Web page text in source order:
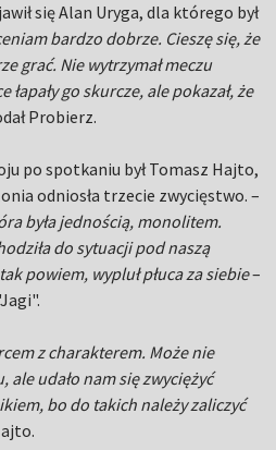
się Alan Uryga, dla którego był
bardzo dobrze. Cieszę się, że
grać. Nie wytrzymał meczu
go skurcze, ale pokazał, że
Probierz.
po spotkaniu był Tomasz Hajto,
odniosła trzecie zwycięstwo. –
była jednością, monolitem.
do sytuacji pod naszą
powiem, wypluł płuca za siebie–
z charakterem. Może nie
udało nam się zwyciężyć
bo do takich należy zaliczyć